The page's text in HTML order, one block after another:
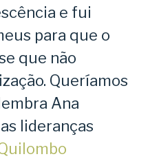
e fui
para que o
que não
Queríamos
Ana
lideranças